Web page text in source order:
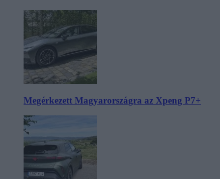
Megérkezett Magyarországra az Xpeng P7+